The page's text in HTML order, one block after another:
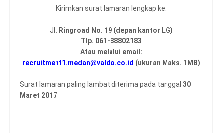
Kirimkan surat lamaran lengkap ke:
J l. Ringroad No. 19 (depan kantor LG)
Tlp. 061-88802183
Atau melalui email:
recruitment1.medan@valdo.co.id (ukuran Maks. 1MB)
Surat lamaran paling lambat diterima pada tanggal 30
Maret 2017